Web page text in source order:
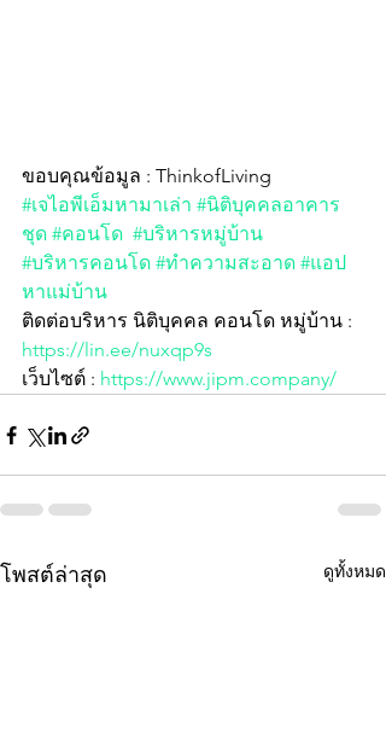
ขอบคุณข้อมูล : ThinkofLiving
#เจไอพีเอ็มหามาเล่า #นิติบุคคลอาคาร
ชุด #คอนโด #บริหารหมู่บ้าน
#บริหารคอนโด #ทำความสะอาด #แอป
หาแม่บ้าน
ติดต่อบริหาร นิติบุคคล คอนโด หมู่บ้าน :
https://lin.ee/nuxqp9s
เว็บไซต์ : https://www.jipm.company/
โพสต์ล่าสุด ดูทั้งหมด